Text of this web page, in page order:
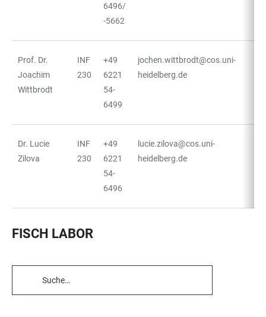
6496/
-5662
Prof. Dr.
Joachim
Wittbrodt
INF
230
+49
6221
54-
6499
jochen.wittbrodt@cos.uni-
heidelberg.de
Dr. Lucie
Zilova
INF
230
+49
6221
54-
6496
lucie.zilova@cos.uni-
heidelberg.de
FISCH LABOR
TABELLENFILTER